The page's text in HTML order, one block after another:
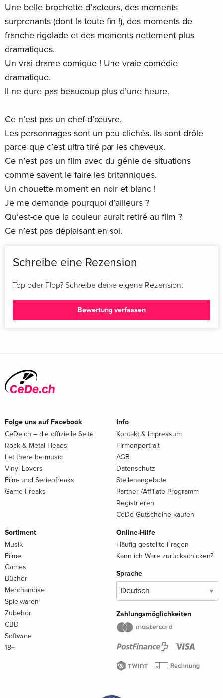
Une belle brochette d’acteurs, des moments
surprenants (dont la toute fin !), des moments de
franche rigolade et des moments nettement plus
dramatiques.
Un vrai drame comique ! Une vraie comédie
dramatique.
Il ne dure pas beaucoup plus d’une heure.
Ce n’est pas un chef-d’œuvre.
Les personnages sont un peu clichés. Ils sont drôle
parce que c’est ultra tiré par les cheveux.
Ce n’est pas un film avec du génie de situations
comme savent le faire les britanniques.
Un chouette moment en noir et blanc !
Je me demande pourquoi d’ailleurs ?
Qu’est-ce que la couleur aurait retiré au film ?
Ce n’est pas déplaisant en soi.
Schreibe eine Rezension
Top oder Flop? Schreibe deine eigene Rezension.
Bewertung verfassen
Folge uns auf Facebook
CeDe.ch – die offizielle Seite
Rock & Metal Heads
Let there be music
Vinyl Lovers
Film- und Serienfreaks
Game Freaks
Info
Kontakt & Impressum
Firmenportrait
AGB
Datenschutz
Stellenangebote
Partner-/Affiliate-Programm
Registrieren
CeDe Gutscheine kaufen
Sortiment
Musik
Filme
Games
Bücher
Merchandise
Spielwaren
Zubehör
CBD
Software
18+
Online-Hilfe
Häufig gestellte Fragen
Kann ich Ware zurückschicken?
Sprache
Zahlungsmöglichkeiten